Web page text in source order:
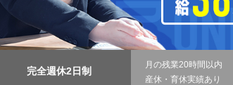
完全週休2日制
月の残業20時間以内
産休・育休実績あり